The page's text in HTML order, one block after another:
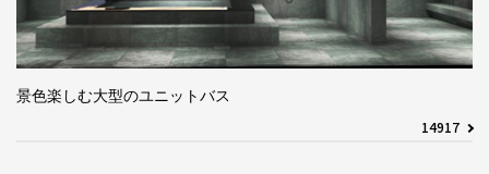
景色楽しむ大型のユニットバス
14917